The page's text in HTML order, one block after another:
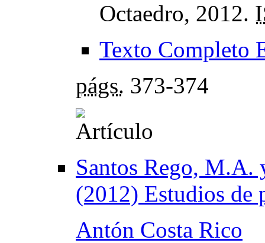
Octaedro, 2012.
Texto Completo
págs. 373-374
Santos Rego,
(2012) Estudios de
Antón Costa Rico